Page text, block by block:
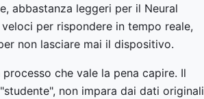
abbastanza leggeri per il Neural
per rispondere in tempo reale,
non lasciare mai il dispositivo.
processo che vale la pena capire. Il
non impara dai dati originali